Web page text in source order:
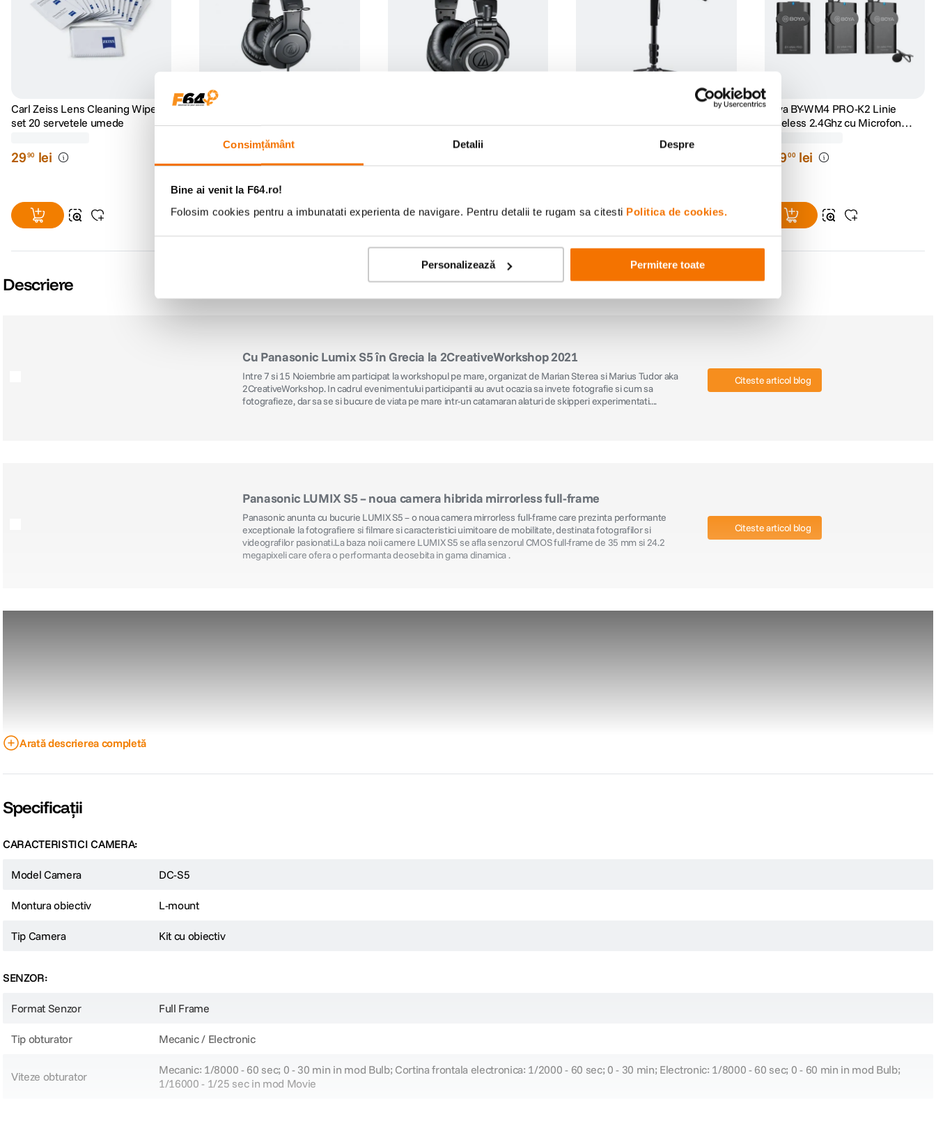
Consimțământ Detalii Despre
Bine ai venit la F64.ro!
Folosim cookies pentru a imbunatati experienta de navigare. Pentru detalii te rugam sa citesti Politica de cookies.
Personalizează Permitere toate
Carl Zeiss Lens Cleaning Wipes -
set 20 servetele umede
2990 lei
Audio-Technica ATH-M20x Casti
Profesionale pentru Studio
(8)
Profesionale pentru Monitorizare
(9)
WT3978M
Boya BY-WM4 PRO-K2 Linie
Wireless 2.4Ghz cu Microfon
60900 lei
Descriere
Cu Panasonic Lumix S5 în Grecia la 2CreativeWorkshop 2021
Intre 7 si 15 Noiembrie am participat la workshopul pe mare, organizat de Marian Sterea si Marius Tudor aka
2CreativeWorkshop. In cadrul evenimentului participantii au avut ocazia sa invete fotografie si cum sa
fotografieze, dar sa se si bucure de viata pe mare intr-un catamaran alaturi de skipperi experimentati....
Citeste articol blog
Panasonic LUMIX S5 – noua camera hibrida mirrorless full-frame
Panasonic anunta cu bucurie LUMIX S5 – o noua camera mirrorless full-frame care prezinta performante
exceptionale la fotografiere si filmare si caracteristici uimitoare de mobilitate, destinata fotografilor si
videografilor pasionati.La baza noii camere LUMIX S5 se afla senzorul CMOS full-frame de 35 mm si 24.2
megapixeli care ofera o performanta deosebita in gama dinamica .
Citeste articol blog
Arată descrierea completă
Specificații
CARACTERISTICI CAMERA:
Model Camera DC-S5
Montura obiectiv L-mount
Tip Camera Kit cu obiectiv
SENZOR:
Format Senzor Full Frame
Tip obturator Mecanic / Electronic
Viteze obturator
Mecanic: 1/8000 - 60 sec; 0 - 30 min in mod Bulb; Cortina frontala electronica: 1/2000 - 60 sec; 0 - 30 min; Electronic: 1/8000 - 60 sec; 0 - 60 min in mod Bulb;
1/16000 - 1/25 sec in mod Movie